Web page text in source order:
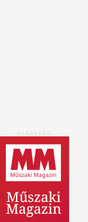
HIRDETÉS